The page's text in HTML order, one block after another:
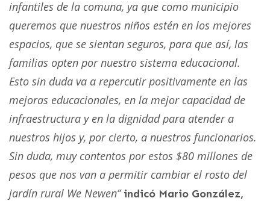
infantiles de la comuna, ya que como municipio
queremos que nuestros niños estén en los mejores
espacios, que se sientan seguros, para que así, las
familias opten por nuestro sistema educacional.
Esto sin duda va a repercutir positivamente en las
mejoras educacionales, en la mejor capacidad de
infraestructura y en la dignidad para atender a
nuestros hijos y, por cierto, a nuestros funcionarios.
Sin duda, muy contentos por estos $80 millones de
pesos que nos van a permitir cambiar el rosto del
jardín rural We Newen”indicó Mario González,